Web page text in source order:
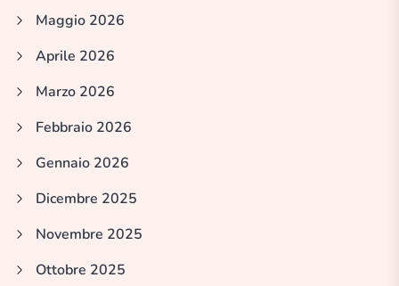
Maggio 2026
Aprile 2026
Marzo 2026
Febbraio 2026
Gennaio 2026
Dicembre 2025
Novembre 2025
Ottobre 2025